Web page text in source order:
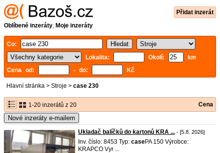
Přidat inzerát
Oblíbené inzeráty, Moje inzeráty
Co:
Lokalita:
Okolí:
km
Cena od:
- do: Kč
Hlavní stránka > Stroje > case 230
1-20 inzerátů z 20 Cena
Nové inzeráty e-mailem
Ukladač balíčků do kartonů KRA ... - [5.8. 2026]
Inv. číslo: 8453 Typ: casePA 150 Výrobce:
KRAPCO Vyr ...